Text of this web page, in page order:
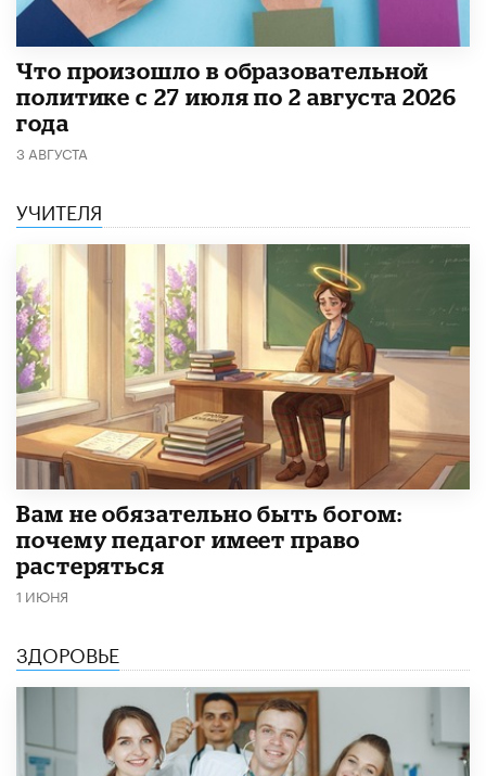
​Что произошло в образовательной
политике с 27 июля по 2 августа 2026
года
3 АВГУСТА
УЧИТЕЛЯ
​Вам не обязательно быть богом:
почему педагог имеет право
растеряться
1 ИЮНЯ
ЗДОРОВЬЕ